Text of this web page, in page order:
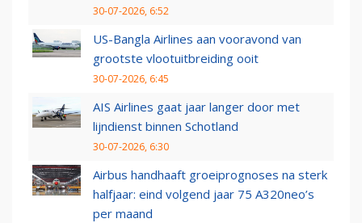
30-07-2026, 6:52
US-Bangla Airlines aan vooravond van
grootste vlootuitbreiding ooit
30-07-2026, 6:45
AIS Airlines gaat jaar langer door met
lijndienst binnen Schotland
30-07-2026, 6:30
Airbus handhaaft groeiprognoses na sterk
halfjaar: eind volgend jaar 75 A320neo’s
per maand